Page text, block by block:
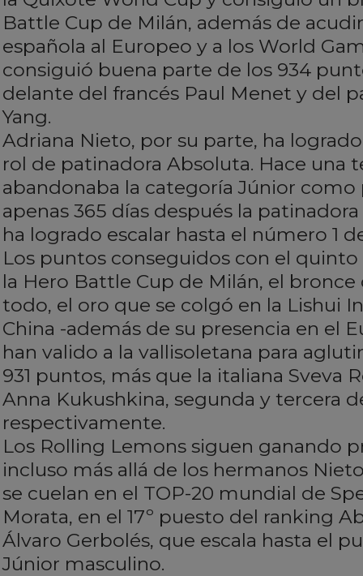
Battle Cup de Milán, además de
española al Europeo y a los World
consiguió buena parte de los 934
delante del francés Paul Menet y del
Yang.
Adriana Nieto, por su parte, ha
rol de patinadora Absoluta. Hace una
abandonaba la categoría Júnior
apenas 365 días después la
ha logrado escalar hasta el número 1
Los puntos conseguidos con el
la Hero Battle Cup de Milán, el bronce
todo, el oro que se colgó en la Lishui
China -además de su presencia en el
han valido a la vallisoletana para
931 puntos, más que la italiana Sveva
Anna Kukushkina, segunda y tercera
respectivamente.
Los Rolling Lemons siguen ganando
incluso más allá de los hermanos
se cuelan en el TOP-20 mundial de
Morata, en el 17º puesto del ranking
Álvaro Gerbolés, que escala hasta el
Júnior masculino.